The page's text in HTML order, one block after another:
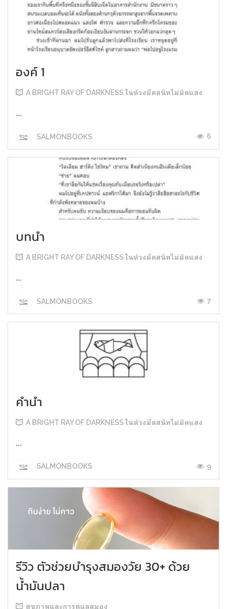
องค์ 1
A BRIGHT RAY OF DARKNESS ในห้วงมืดสนิทไม่มิดแสง
...
SALMONBOOKS 6
บทนำ
A BRIGHT RAY OF DARKNESS ในห้วงมืดสนิทไม่มิดแสง
...
SALMONBOOKS 7
คำนำ
A BRIGHT RAY OF DARKNESS ในห้วงมืดสนิทไม่มิดแสง
...
SALMONBOOKS 9
รีวิว ตัวช่วยบำรุงสมองวัย 30+ ด้วย
น้ำมันปลา
สุขภาพและการดูแลสมอง